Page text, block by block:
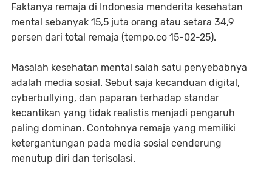
Faktanya remaja di Indonesia menderita kesehatan
mental sebanyak 15,5 juta orang atau setara 34,9
persen dari total remaja (tempo.co 15-02-25).
Masalah kesehatan mental salah satu penyebabnya
adalah media sosial. Sebut saja kecanduan digital,
cyberbullying, dan paparan terhadap standar
kecantikan yang tidak realistis menjadi pengaruh
paling dominan. Contohnya remaja yang memiliki
ketergantungan pada media sosial cenderung
menutup diri dan terisolasi.